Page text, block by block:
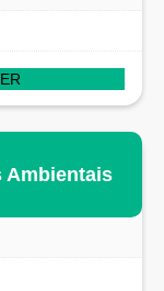
Ambientais